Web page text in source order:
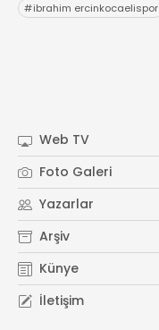
#ibrahim ercinkocaelispor
Web TV
Foto Galeri
Yazarlar
Arşiv
Künye
İletişim